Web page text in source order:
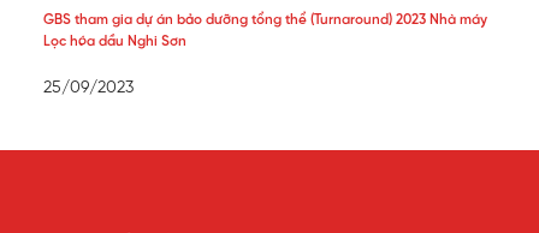
GBS tham gia dự án bảo dưỡng tổng thể (Turnaround) 2023 Nhà máy
Lọc hóa dầu Nghi Sơn
25/09/2023